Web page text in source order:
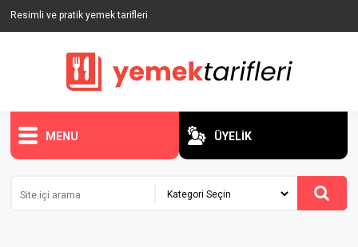
Resimli ve pratik yemek tarifleri
MENU ÜYELİK